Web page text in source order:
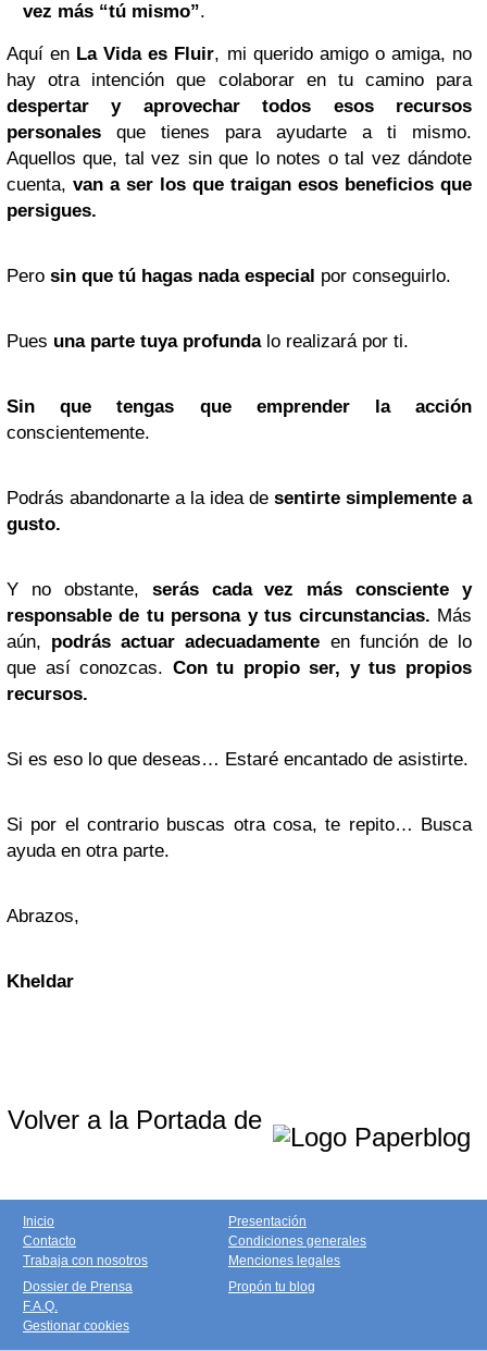
vez más “tú mismo”.
Aquí en La Vida es Fluir, mi querido amigo o amiga, no
hay otra intención que colaborar en tu caminopara
despertar y aprovechar todos esos recursos
personales que tienes para ayudarte a ti mismo.
Aquellos que, tal vez sin que lo notes o tal vez dándote
cuenta, van a ser los que traigan esos beneficios que
persigues.
Pero sin que tú hagas nada especial por conseguirlo.
Pues una parte tuya profundalo realizará por ti.
Sin que tengas que emprender la acción
conscientemente.
Podrás abandonarte a la idea de sentirte simplemente a
gusto.
Y no obstante, serás cada vez más consciente y
responsable de tu persona y tus circunstancias. Más
aún, podrás actuar adecuadamente en función de lo
que así conozcas. Con tu propio ser, y tus propios
recursos.
Si es eso lo que deseas… Estaré encantado de asistirte.
Si por el contrario buscas otra cosa, te repito… Busca
ayuda en otra parte.
Abrazos,
Kheldar
Volver a la Portada de
Inicio
Contacto
Trabaja con nosotros
Presentación
Condiciones generales
Menciones legales
Dossier de Prensa
F.A.Q.
Gestionar cookies
Propón tu blog